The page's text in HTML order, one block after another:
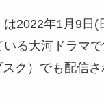
は2022年1月9日(
る大河ドラマ
ク）でも配信さ